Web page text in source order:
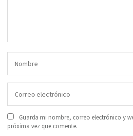
Guarda mi nombre, correo electrónico y
próxima vez que comente.